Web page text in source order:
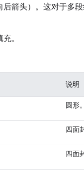
箭头）。这对于多
。
说明
圆形。
四面
四面